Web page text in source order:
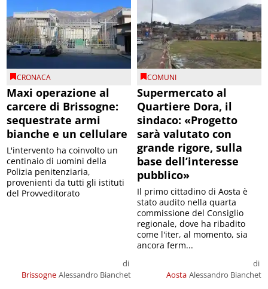
CRONACA
Maxi operazione al
carcere di Brissogne:
sequestrate armi
bianche e un cellulare
Brissogne
di
Alessandro Bianchet
L'intervento ha coinvolto un
centinaio di uomini della
Polizia penitenziaria,
provenienti da tutti gli istituti
del Provveditorato
COMUNI
Supermercato al
Quartiere Dora, il
sindaco: «Progetto
sarà valutato con
grande rigore, sulla
base dell’interesse
pubblico»
Aosta
di
Alessandro Bianchet
Il primo cittadino di Aosta è
stato audito nella quarta
commissione del Consiglio
regionale, dove ha ribadito
come l'iter, al momento, sia
ancora ferm...